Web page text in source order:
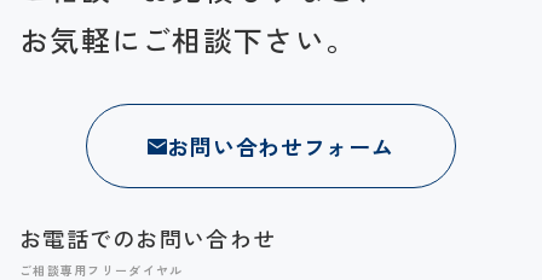
お気軽にご相談下さい。
お問い合わせフォーム
お電話でのお問い合わせ
ご相談専用フリーダイヤル